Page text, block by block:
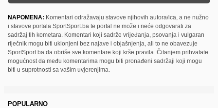
NAPOMENA: Komentari odražavaju stavove njihovih autora/ica, a ne nužno
i stavove portala SportSport.ba te portal ne može i neće odgovarati za
sadržaj tih kometara. Komentari koji sadrže vrijeđanja, psovanja i vulgaran
riječnik mogu biti uklonjeni bez najave i objašnjenja, ali to ne obavezuje
SportSport.ba da obriše sve komentare koji krše pravila. Čitanjem prihvatate
mogućnost da među komentarima mogu biti pronađeni sadržaji koji mogu
biti u suprotnosti sa vašim uvjerenjima.
POPULARNO